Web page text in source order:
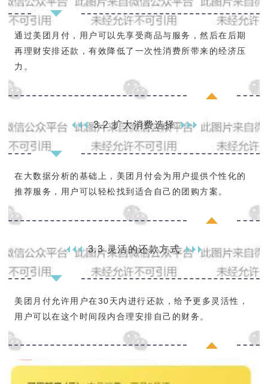
通过美团月付，用户可以先享受商品与服务，然后在后期
再理财安排还款，有效降低了一次性消费所带来的经济压
力。
3.2 扩大消费选择
在大数据分析的基础上，美团月付会为用户提供个性化的
推荐服务，用户可以轻松找到适合自己的团购方案。
3.3 灵活的还款方式
美团月付允许用户在30天内进行还款，给予更多灵活性，
用户可以在这个时间段内合理安排自己的财务。